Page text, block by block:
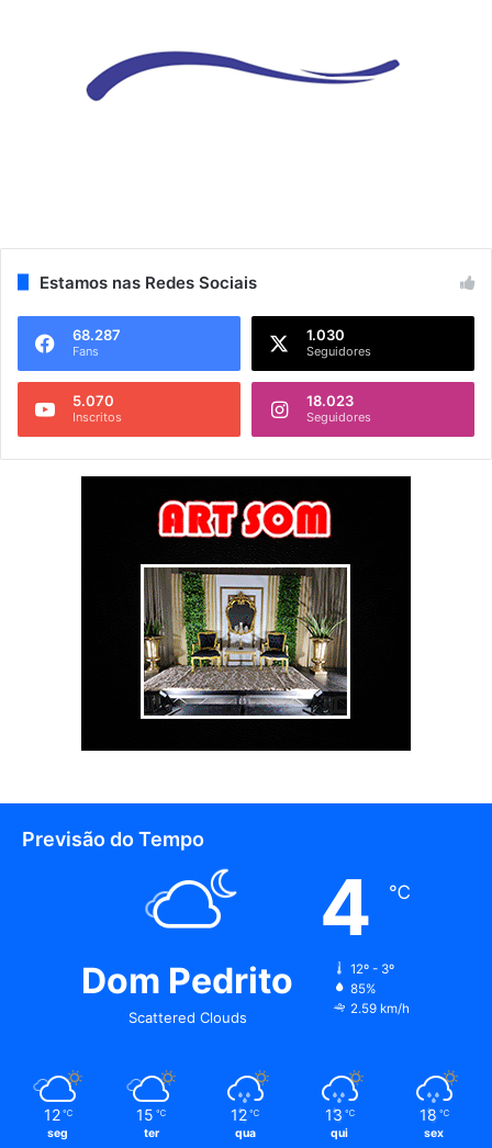
Estamos nas Redes Sociais
68.287
Fans
1.030
Seguidores
5.070
Inscritos
18.023
Seguidores
Previsão do Tempo
Dom Pedrito
Scattered Clouds
4 ℃
12º - 3º
85%
2.59 km/h
12 ℃
seg
15 ℃
ter
12 ℃
qua
13 ℃
qui
18 ℃
sex